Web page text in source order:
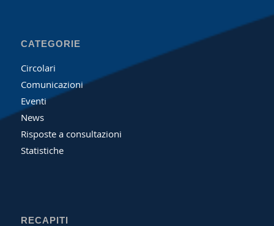
CATEGORIE
Circolari
Comunicazioni
Eventi
News
Risposte a consultazioni
Statistiche
RECAPITI